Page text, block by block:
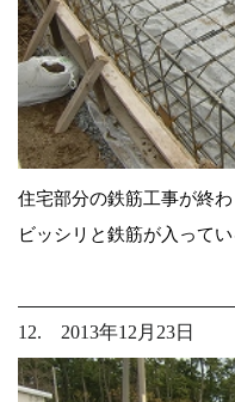
住宅部分の鉄筋工事が終
ビッシリと鉄筋が入ってい
12. 2013年12月23日